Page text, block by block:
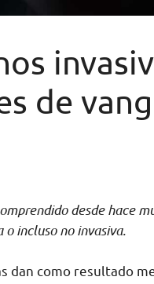
de
desde hace
incluso no invasiva.
dan como resultado